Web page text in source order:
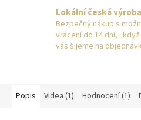
Lokální česká výroba
Bezpečný nákup s
vrácení do 14 dní, i
vás šijeme na
Popis Videa (1) Hodnocení (1)